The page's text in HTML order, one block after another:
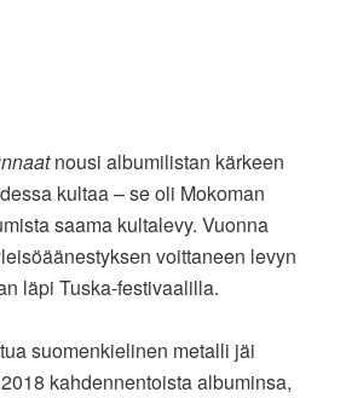
nousi albumilistan kärkeen
kultaa – se oli Mokoman
saama kultalevy. Vuonna
voittaneen levyn
läpi Tuska-festivaalilla.
suomenkielinen metalli jäi
kahdennentoista albuminsa,